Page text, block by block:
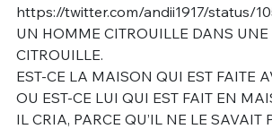
https://twitter.com/andii1917/status/
UN HOMME CITROUILLE DANS
CITROUILLE.
EST-CE LA MAISON QUI EST FAITE
OU EST-CE LUI QUI EST FAIT EN
IL CRIA, PARCE QU’IL NE LE SAVAIT